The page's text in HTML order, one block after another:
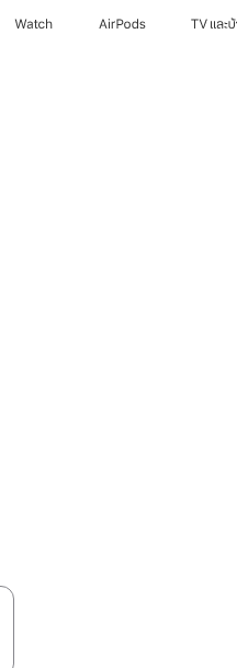
Watch AirPods TV และ